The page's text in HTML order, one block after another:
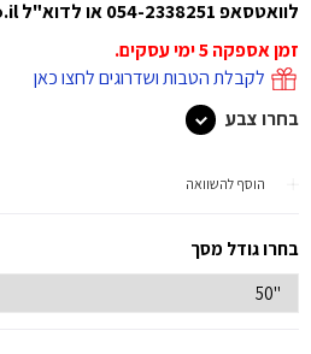
לוואטסאפ 054-2338251 או לדוא"ל
זמן אספקה 5 ימי עסקים.
לקבלת הטבות ושדרוגים לחצו כאן
בחרו צבע
הוסף להשוואה
בחרו גודל מסך